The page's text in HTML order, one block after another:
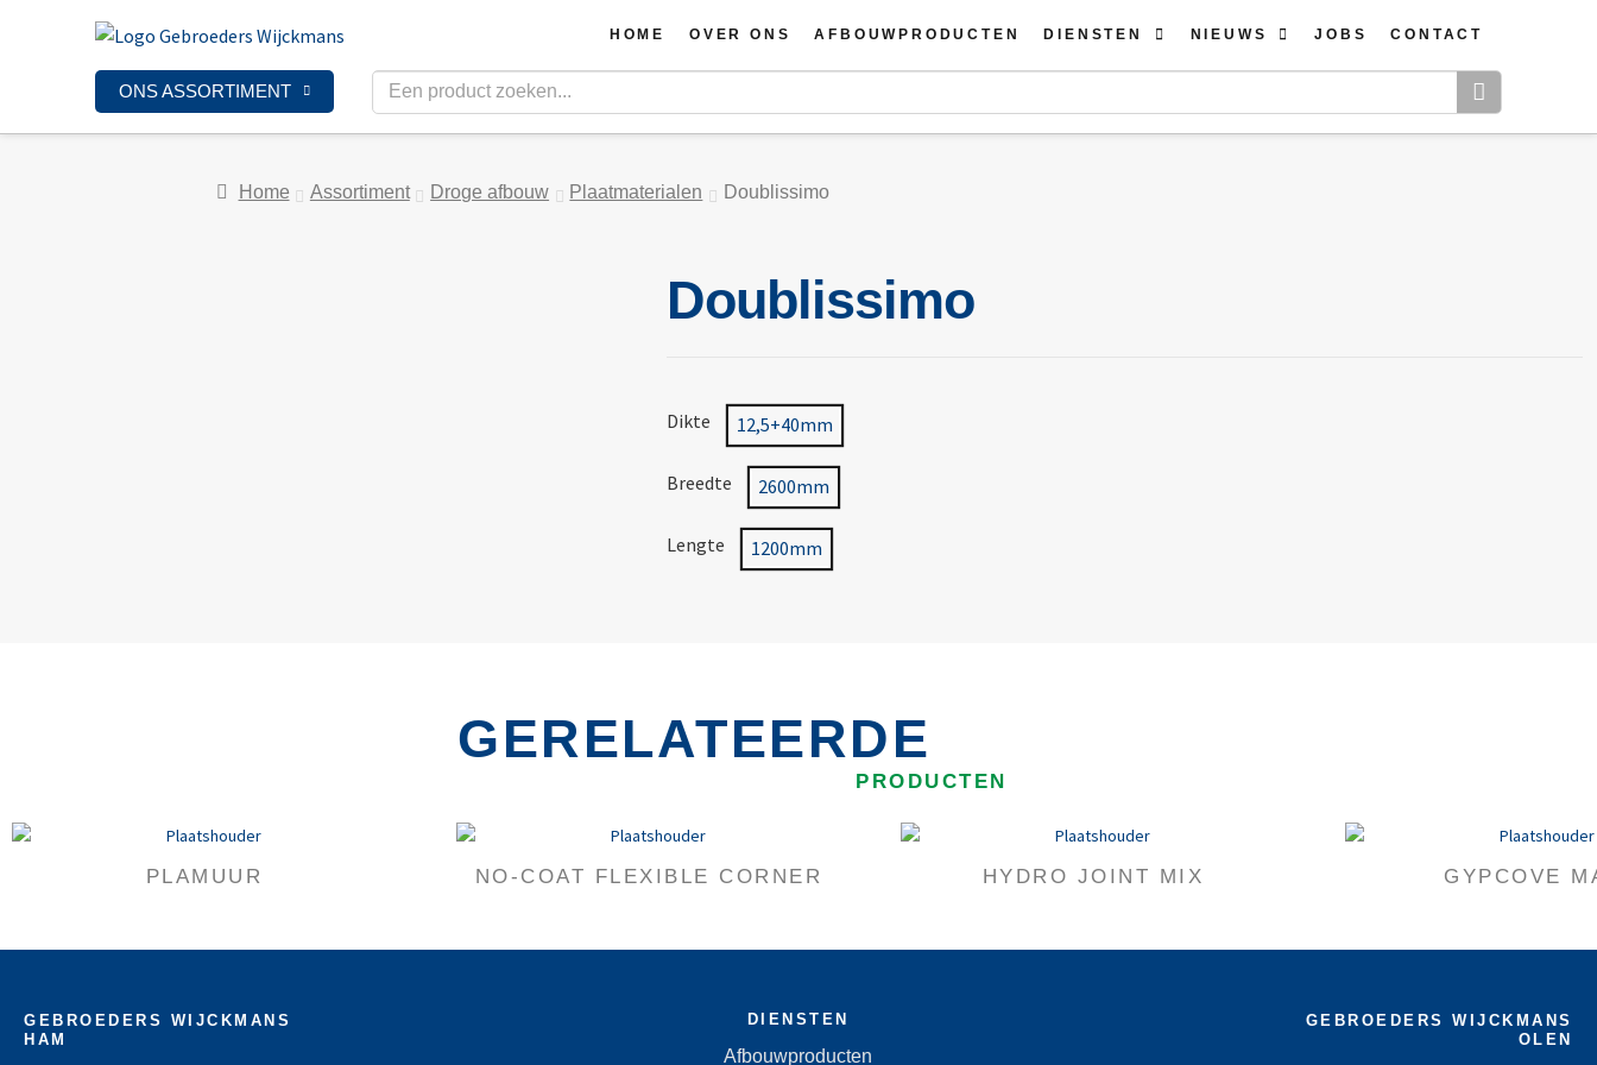
HOME OVER ONS AFBOUWPRODUCTEN DIENSTEN NIEUWS JOBS CONTACT
ONS ASSORTIMENT
Home Assortiment Droge afbouw Plaatmaterialen Doublissimo
Doublissimo
Dikte 12,5+40mm
Breedte 2600mm
Lengte 1200mm
GERELATEERDE
PRODUCTEN
PLAMUUR NO-COAT FLEXIBLE CORNER HYDRO JOINT MIX GYPCOVE
GEBROEDERS WIJCKMANS
HAM
DIENSTEN
Afbouwproducten
GEBROEDERS WIJCKMANS
OLEN